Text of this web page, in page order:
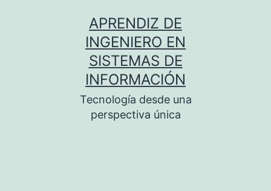
APRENDIZ DE
INGENIERO EN
SISTEMAS DE
INFORMACIÓN
Tecnología desde una
perspectiva única